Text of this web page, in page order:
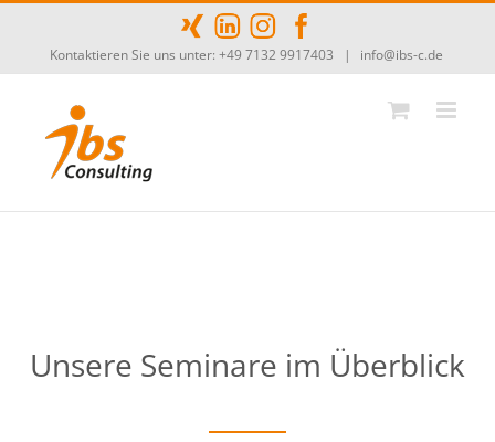
Inhalt
springen
Kontaktieren Sie uns unter: +49 7132 9917403 | info@ibs-c.de
Unsere Seminare im Überblick